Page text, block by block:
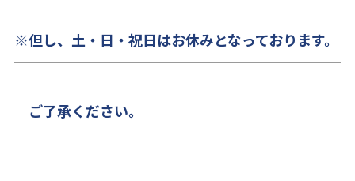
※但し、土・日・祝日はお休みとなっております。
ご了承ください。